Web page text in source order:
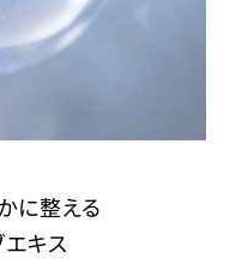
に整える
キス